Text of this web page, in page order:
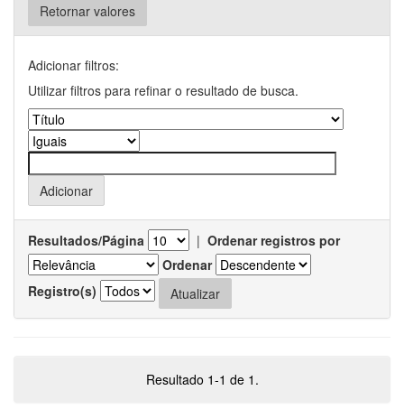
Retornar valores
Adicionar filtros:
Utilizar filtros para refinar o resultado de busca.
Resultados/Página | Ordenar registros por
Ordenar
Registro(s)
Resultado 1-1 de 1.